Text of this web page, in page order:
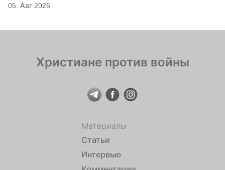
05. Авг 2026
Христиане против войны
Материалы
Статьи
Интервью